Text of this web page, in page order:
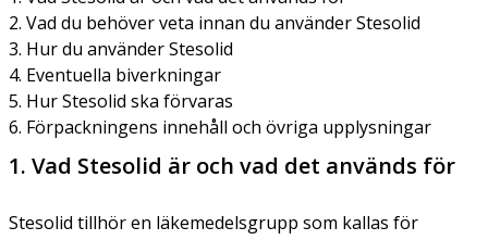
2. Vad du behöver veta innan du använder Stesolid
3. Hur du använder Stesolid
4. Eventuella biverkningar
5. Hur Stesolid ska förvaras
6. Förpackningens innehåll och övriga upplysningar
1. Vad Stesolid är och vad det används för
Stesolid tillhör en läkemedelsgrupp som kallas för